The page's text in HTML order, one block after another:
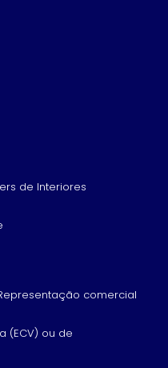
de Interiores
comercial
(ECV) ou de